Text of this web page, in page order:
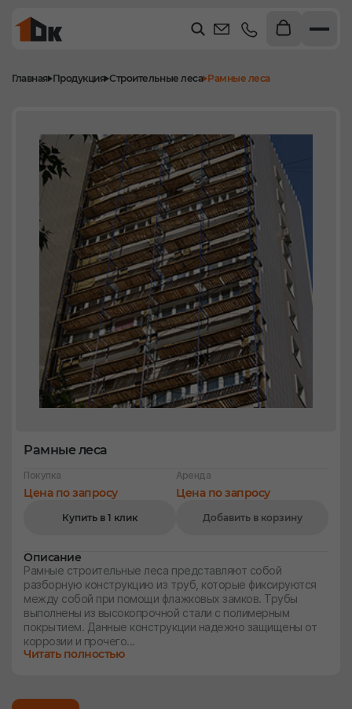
Главная Продукция Строительные леса Рамные леса
Рамные леса
Покупка
Цена по запросу
Аренда
Цена по запросу
Купить в 1 клик Добавить в корзину
Описание
Рамные строительные леса представляют собой
разборную конструкцию из труб, которые фиксируются
между собой при помощи флажковых замков. Трубы
выполнены из высокопрочной стали с полимерным
покрытием. Данные конструкции надежно защищены от
коррозии и прочего...
Читать полностью